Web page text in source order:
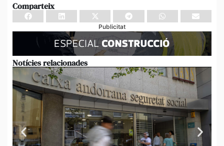
Comparteix
Publicitat
Notícies relacionades